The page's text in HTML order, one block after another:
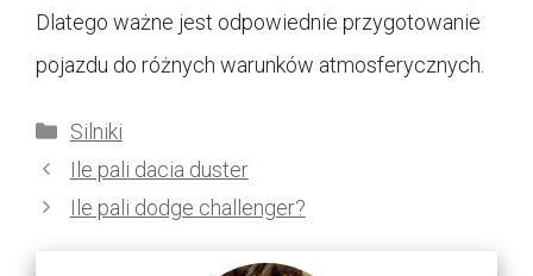
Dlatego ważne jest odpowiednie przygotowanie
pojazdu do różnych warunków atmosferycznych.
Kategorie
Silniki
Ile pali dacia duster
Ile pali dodge challenger?